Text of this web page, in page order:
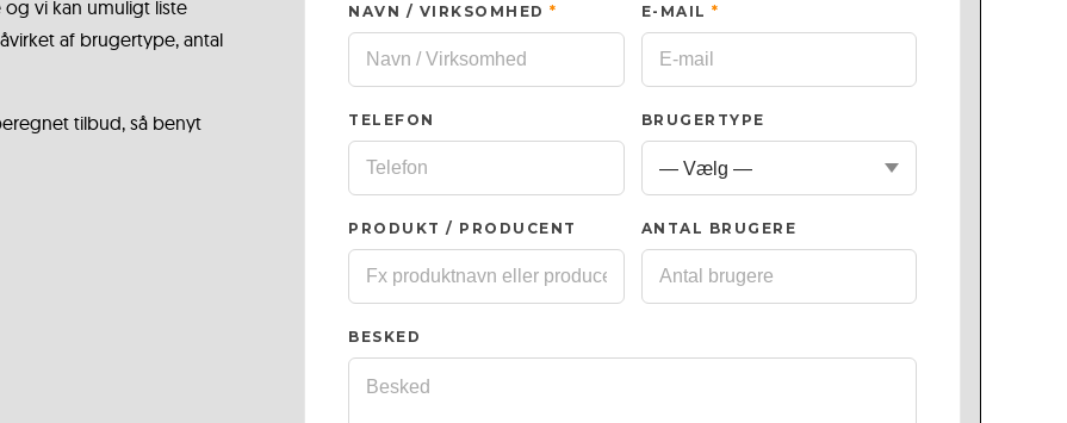
og vi kan umuligt liste
af brugertype, antal
tilbud, så benyt
NAVN / VIRKSOMHED* E-MAIL *
TELEFON BRUGERTYPE
PRODUKT / PRODUCENT ANTAL BRUGERE
BESKED